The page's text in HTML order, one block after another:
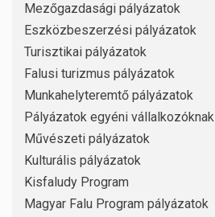
Mezőgazdasági pályázatok
Eszközbeszerzési pályázatok
Turisztikai pályázatok
Falusi turizmus pályázatok
Munkahelyteremtő pályázatok
Pályázatok egyéni vállalkozóknak
Művészeti pályázatok
Kulturális pályázatok
Kisfaludy Program
Magyar Falu Program pályázatok